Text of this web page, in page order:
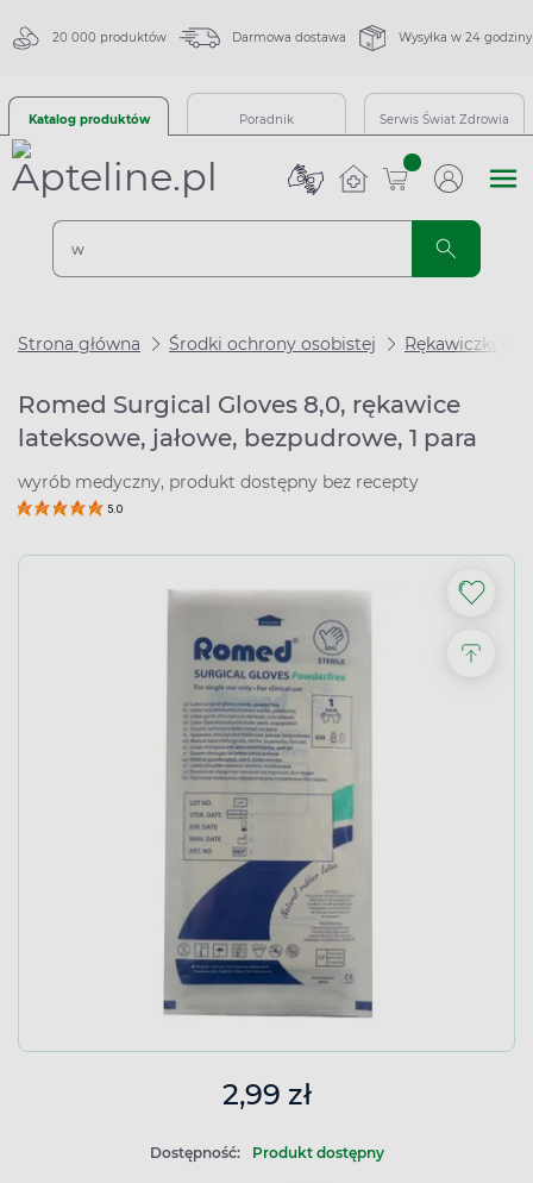
20 000 produktów Darmowa dostawa Wysyłka w 24 godziny
Katalog produktów Poradnik Serwis Świat Zdrowia
sztuk
Strona główna Środki ochrony osobistej Rękawiczki
Romed Surgical Gloves 8,0, rękawice
lateksowe, jałowe, bezpudrowe, 1 para
wyrób medyczny, produkt dostępny bez recepty
5.0
2,99 zł
Dostępność: Produkt dostępny